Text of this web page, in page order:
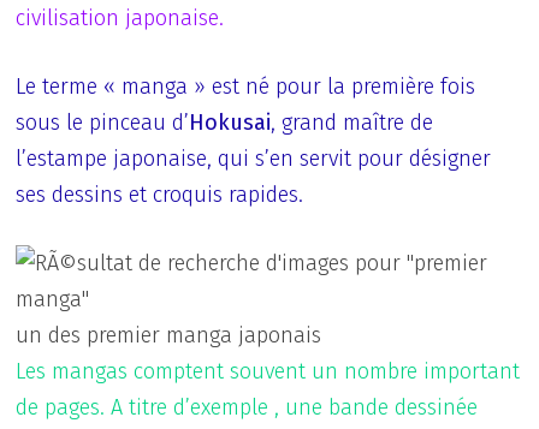
civilisation japonaise.
Le terme « manga » est né pour la première fois
sous le pinceau d’Hokusai, grand maître de
l’estampe japonaise, qui s’en servit pour désigner
ses dessins et croquis rapides.
un des premier manga japonais
Les mangas comptent souvent un nombre important
de pages. A titre d’exemple , une bande dessinée